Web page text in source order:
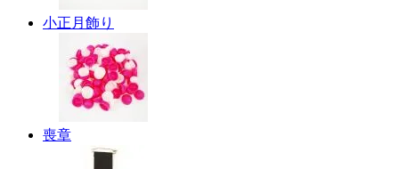
小正月飾り
喪章